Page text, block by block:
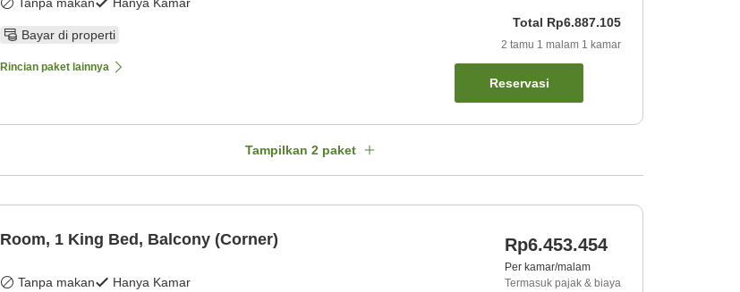
Tanpa makan Hanya Kamar
Bayar di properti
Rincian paket lainnya
Total Rp6.887.105
2 tamu 1 malam 1 kamar
Reservasi
Tampilkan 2 paket
Room, 1 King Bed, Balcony (Corner)
Tanpa makan Hanya Kamar
Rp6.453.454
Per kamar/malam
Termasuk pajak & biaya